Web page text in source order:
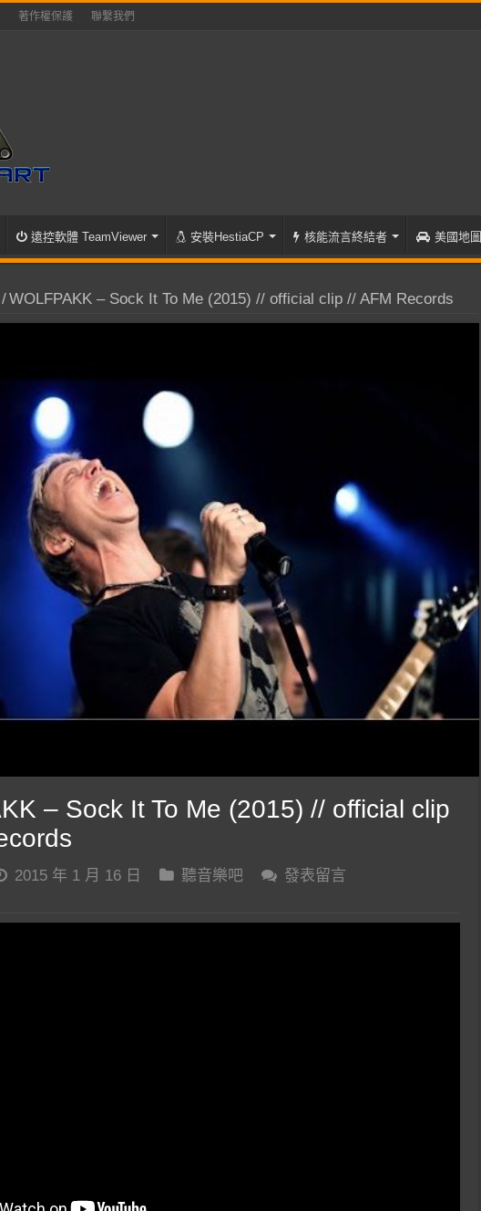
著作權保護 聯繫我們
遠控軟體 TeamViewer 安裝HestiaCP 核能流言終結者 美國地圖
/WOLFPAKK – Sock It To Me (2015) // official clip // AFM Records
– Sock It To Me (2015) // official clip
2015 年 1 月 16 日 聽音樂吧
發表留言